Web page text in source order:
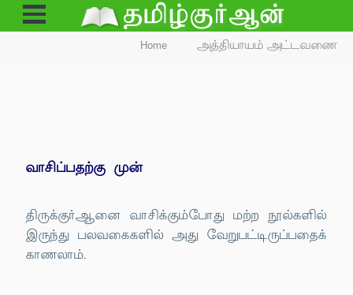
Open
Menu
Home அத்தியாயம் அட்டவணை
வாசிப்பதற்கு முன்
திருக்குர்ஆனை வாசிக்கும்போது மற்ற நூல்களில்
இருந்து பலவகைகளில் அது வேறுபட்டிருப்பதைக்
காணலாம்.